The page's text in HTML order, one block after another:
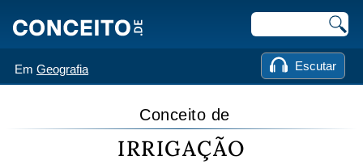
Em Geografia Escutar
Conceito de
IRRIGAÇÃO